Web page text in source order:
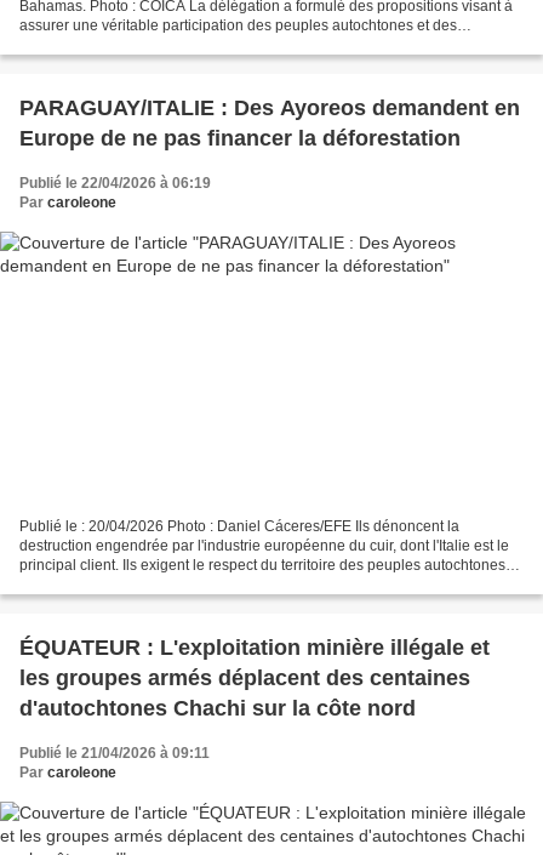
Bahamas. Photo : COICA La délégation a formulé des propositions visant à
assurer une véritable participation des peuples autochtones et des
PARAGUAY/ITALIE : Des Ayoreos demandent en
Europe de ne pas financer la déforestation
Publié le 22/04/2026 à 06:19
Par caroleone
Publié le : 20/04/2026 Photo : Daniel Cáceres/EFE Ils dénoncent la
destruction engendrée par l'industrie européenne du cuir, dont l'Italie est le
principal client. Ils exigent le respect du territoire des peuples autochtones
ÉQUATEUR : L'exploitation minière illégale et
les groupes armés déplacent des centaines
d'autochtones Chachi sur la côte nord
Publié le 21/04/2026 à 09:11
Par caroleone